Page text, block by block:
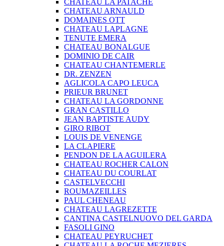
CHATEAU LA PATACHE
CHATEAU ARNAULD
DOMAINES OTT
CHATEAU LAPLAGNE
TENUTE EMERA
CHATEAU BONALGUE
DOMINIO DE CAIR
CHATEAU CHANTEMERLE
DR. ZENZEN
AGLICOLA CAPO LEUCA
PRIEUR BRUNET
CHATEAU LA GORDONNE
GRAN CASTILLO
JEAN BAPTISTE AUDY
GIRO RIBOT
LOUIS DE VENENGE
LA CLAPIERE
PENDON DE LA AGUILERA
CHATEAU ROCHER CALON
CHATEAU DU COURLAT
CASTELVECCHI
ROUMAZEILLES
PAUL CHENEAU
CHATEAU LAGREZETTE
CANTINA CASTELNUOVO DEL GARDA
FASOLI GINO
CHATEAU PEYRUCHET